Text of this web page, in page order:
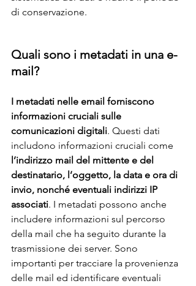
di conservazione.
Quali sono i metadati in una e-
mail?
I metadati nelle email forniscono
informazioni cruciali sulle
comunicazioni digitali. Questi dati
includono informazioni cruciali come
l’indirizzo mail del mittente e del
destinatario, l’oggetto, la data e ora di
invio, nonché eventuali indirizzi IP
associati. I metadati possono anche
includere informazioni sul percorso
della mail che ha seguito durante la
trasmissione dei server. Sono
importanti per tracciare la provenienza
delle mail ed identificare eventuali